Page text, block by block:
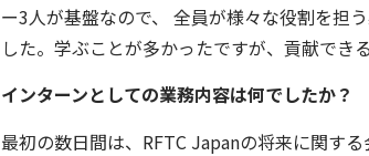
ー3人が基盤なので、 全員が様々な役割を担
した。学ぶことが多かったですが、貢献でき
インターンとしての業務内容は何でしたか？
最初の数日間は、RFTC Japanの将来に関す